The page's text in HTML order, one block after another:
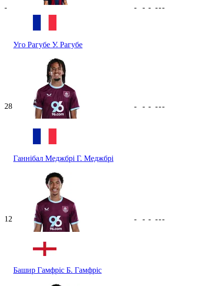
-
Уго Рагубе У. Рагубе
- - - ---
28
Ганнібал Меджбрі Г. Меджбрі
- - - ---
12
Башир Гамфріс Б. Гамфріс
- - - ---